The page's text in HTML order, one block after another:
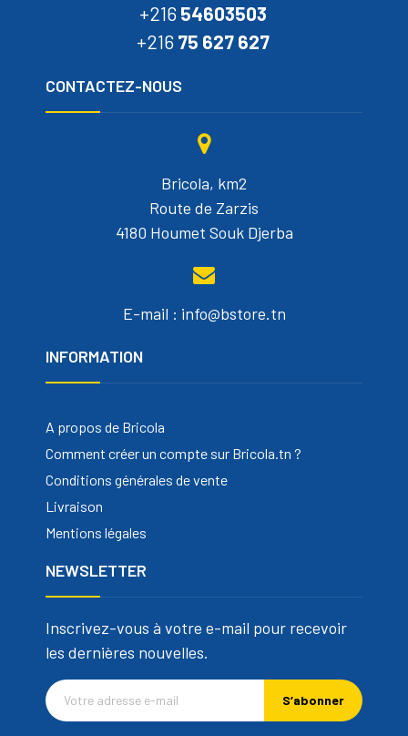
+216 54603503
+216 75 627 627
CONTACTEZ-NOUS
Bricola, km2
Route de Zarzis
4180 Houmet Souk Djerba
E-mail : info@bstore.tn
INFORMATION
A propos de Bricola
Comment créer un compte sur Bricola.tn ?
Conditions générales de vente
Livraison
Mentions légales
NEWSLETTER
Inscrivez-vous à votre e-mail pour recevoir
les dernières nouvelles.
S’abonner